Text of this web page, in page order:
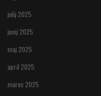
julij 2025
junij 2025
maj 2025
april 2025
marec 2025